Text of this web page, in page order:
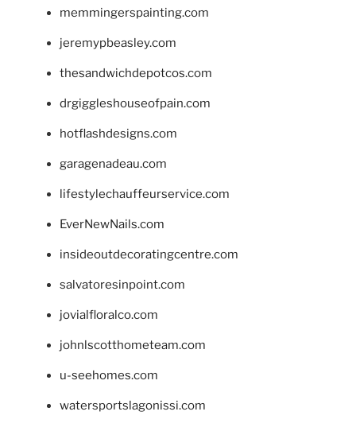
memmingerspainting.com
jeremypbeasley.com
thesandwichdepotcos.com
drgiggleshouseofpain.com
hotflashdesigns.com
garagenadeau.com
lifestylechauffeurservice.com
EverNewNails.com
insideoutdecoratingcentre.com
salvatoresinpoint.com
jovialfloralco.com
johnlscotthometeam.com
u-seehomes.com
watersportslagonissi.com